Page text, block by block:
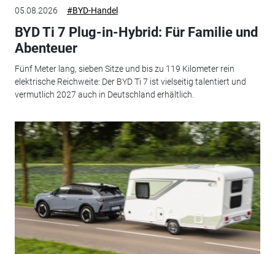
05.08.2026 #BYD-Handel
BYD Ti 7 Plug-in-Hybrid: Für Familie und
Abenteuer
Fünf Meter lang, sieben Sitze und bis zu 119 Kilometer rein
elektrische Reichweite: Der BYD Ti 7 ist vielseitig talentiert und
vermutlich 2027 auch in Deutschland erhältlich.